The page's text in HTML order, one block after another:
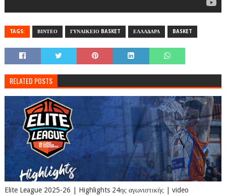
TAGS: ΒΙΝΤΕΟ ΓΥΝΑΙΚΕΙΟ BASKET ΕΛΛΑΔΑΡΑ BASKET
RELATED POSTS
Elite League 2025-26 | Highlights 24ης αγωνιστικής | video